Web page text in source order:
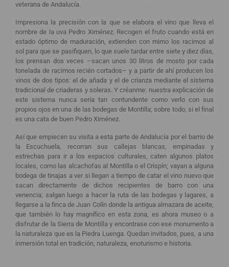
veterana de Andalucía.
Impresiona la precisión con la que se elabora el vino que lleva el
nombre de la uva Pedro Ximénez. Recogen el fruto cuando está en
estado óptimo de maduración, extienden con mimo los racimos al
sol para que se pasifiquen, lo que suele tardar entre siete y diez días,
los prensan dos veces –sacan unos 30 litros de mosto por cada
tonelada de racimos recién cortados– y a partir de ahí producen los
vinos de dos tipos: el de añada y el de crianza mediante el sistema
tradicional de criaderas y soleras. Y créanme: nuestra explicación de
este sistema nunca sería tan contundente como verlo con sus
propios ojos en una de las bodegas de Montilla; sobre todo, si el final
es una cata de buen Pedro Ximénez.
Así que empiecen su visita a esta parte de Andalucía por el barrio de
la Escuchuela, recorran sus callejas blancas, empinadas y
estrechas para ir a los espacios culturales, caten algunos platos
locales, como las alcachofas al Montilla o el Crispín; vayan a alguna
bodega de tinajas a ver si llegan a tiempo de catar el vino nuevo que
sacan directamente de dichos recipientes de barro con una
venencia; salgan luego a hacer la ruta de las bodegas y lagares, a
llegarse a la finca de Juan Colín donde la antigua almazara de aceite,
que también lo hay magnífico en esta zona, es ahora museo o a
disfrutar de la Sierra de Montilla y encontrase con ese monumento a
la naturaleza que es la Piedra Luenga. Quedan invitados, pues, a una
inmersión total en tradición, naturaleza, enoturismo e historia.